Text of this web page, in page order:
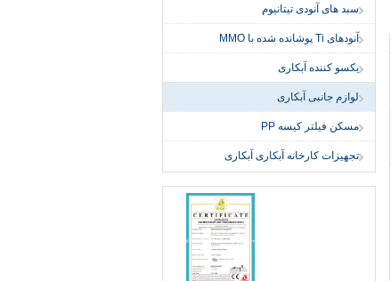
سبد های آنودی تیتانیوم
آنودهای Ti پوشانده شده با MMO
یکسو کننده آبکاری
لوازم جانبی آبکاری
مسکن فیلتر کیسه PP
تجهیزات کارخانه آبکاری آبکاری